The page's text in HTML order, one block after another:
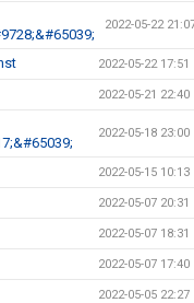
2022-05-22
2022-05-22 17:51
2022-05-21 22:40
2022-05-18 23:00
2022-05-15 10:13
2022-05-07 20:31
2022-05-07 18:31
2022-05-07 17:40
2022-05-05 22:27